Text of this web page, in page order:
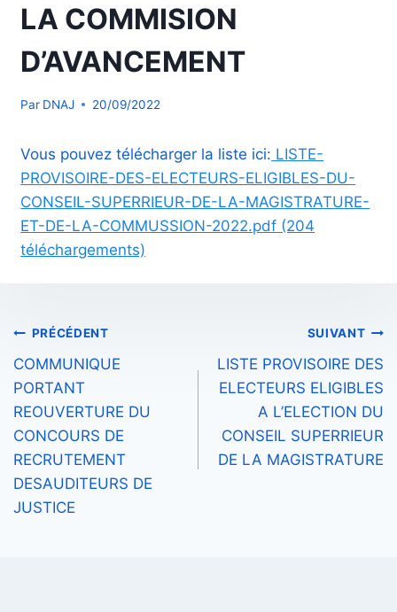
LA COMMISION
D’AVANCEMENT
Par DNAJ 20/09/2022
Vous pouvez télécharger la liste ici: LISTE-
PROVISOIRE-DES-ELECTEURS-ELIGIBLES-DU-
CONSEIL-SUPERRIEUR-DE-LA-MAGISTRATURE-
ET-DE-LA-COMMUSSION-2022.pdf (204
téléchargements)
Navigation
de
l’article
PRÉCÉDENT
COMMUNIQUE
PORTANT
REOUVERTURE DU
CONCOURS DE
RECRUTEMENT
DESAUDITEURS DE
JUSTICE
SUIVANT
LISTE PROVISOIRE DES
ELECTEURS ELIGIBLES
A L’ELECTION DU
CONSEIL SUPERRIEUR
DE LA MAGISTRATURE